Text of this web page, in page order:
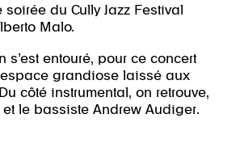
du Cully Jazz Festival
Malo.
s’est entouré, pour ce concert
grandiose laissé aux
côté instrumental, on retrouve,
le bassiste Andrew Audiger.